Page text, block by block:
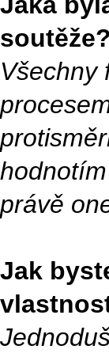
soutěže?
Všechny
právě
Jak